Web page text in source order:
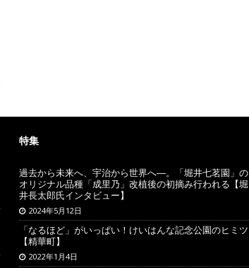
特集
過去から未来へ、宇治から世界へ―。「堀井七茗園」の
オリジナル品種「成里乃」改植後の初摘み行われる【堀
井長太郎氏インタビュー】
2024年5月12日
「なるほど」がいっぱい！けいはんな記念公園のヒミツ
【精華町】
2022年1月4日